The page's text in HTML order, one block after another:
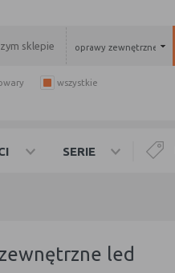
oprawy zewnętrzne LED
wszystkie
SERIE
zewnętrzne led